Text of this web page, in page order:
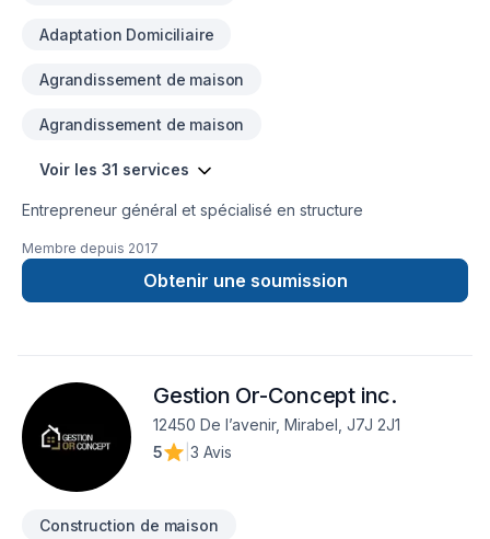
Adaptation Domiciliaire
Agrandissement de maison
Agrandissement de maison
Voir les 31 services
Entrepreneur général et spécialisé en structure
Membre depuis 2017
Obtenir une soumission
Gestion Or-Concept inc.
12450 De l’avenir, Mirabel, J7J 2J1
5
3 Avis
Construction de maison